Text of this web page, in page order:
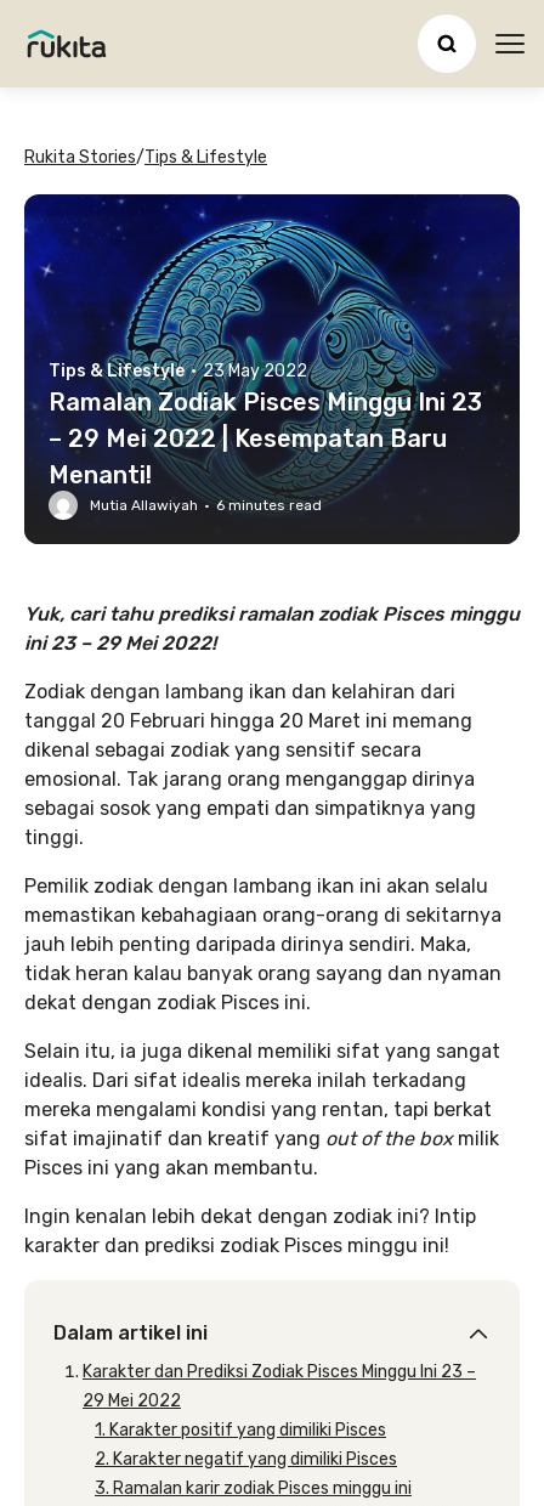
Rukita Stories/Tips & Lifestyle
Tips & Lifestyle · 23 May 2022
Ramalan Zodiak Pisces Minggu Ini 23
– 29 Mei 2022 | Kesempatan Baru
Menanti!
Mutia Allawiyah · 6minutes read
Yuk, cari tahu prediksi ramalan zodiak Pisces minggu
ini 23 – 29 Mei 2022!
Zodiak dengan lambang ikan dan kelahiran dari
tanggal 20 Februari hingga 20 Maret ini memang
dikenal sebagai zodiak yang sensitif secara
emosional. Tak jarang orang menganggap dirinya
sebagai sosok yang empati dan simpatiknya yang
tinggi.
Pemilik zodiak dengan lambang ikan ini akan selalu
memastikan kebahagiaan orang-orang di sekitarnya
jauh lebih penting daripada dirinya sendiri. Maka,
tidak heran kalau banyak orang sayang dan nyaman
dekat dengan zodiak Pisces ini.
Selain itu, ia juga dikenal memiliki sifat yang sangat
idealis. Dari sifat idealis mereka inilah terkadang
mereka mengalami kondisi yang rentan, tapi berkat
sifat imajinatif dan kreatif yang out of the boxmilik
Pisces ini yang akan membantu.
Ingin kenalan lebih dekat dengan zodiak ini? Intip
karakter dan prediksi zodiak Pisces minggu ini!
Dalam artikel ini
Karakter dan Prediksi Zodiak Pisces Minggu Ini 23 –
29 Mei 2022
1. Karakter positif yang dimiliki Pisces
2. Karakter negatif yang dimiliki Pisces
3. Ramalan karir zodiak Pisces minggu ini